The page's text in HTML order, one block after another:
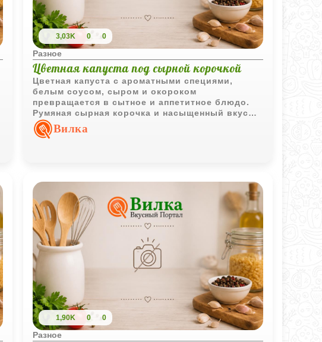
3,03K 0 0
Разное
Цветная капуста под сырной корочкой
Цветная капуста с ароматными специями,
белым соусом, сыром и окороком
превращается в сытное и аппетитное блюдо.
Румяная сырная корочка и насыщенный вкус
делают его отличным вариантом для обеда или
ужина.Вилка
1,90K 0 0
Разное